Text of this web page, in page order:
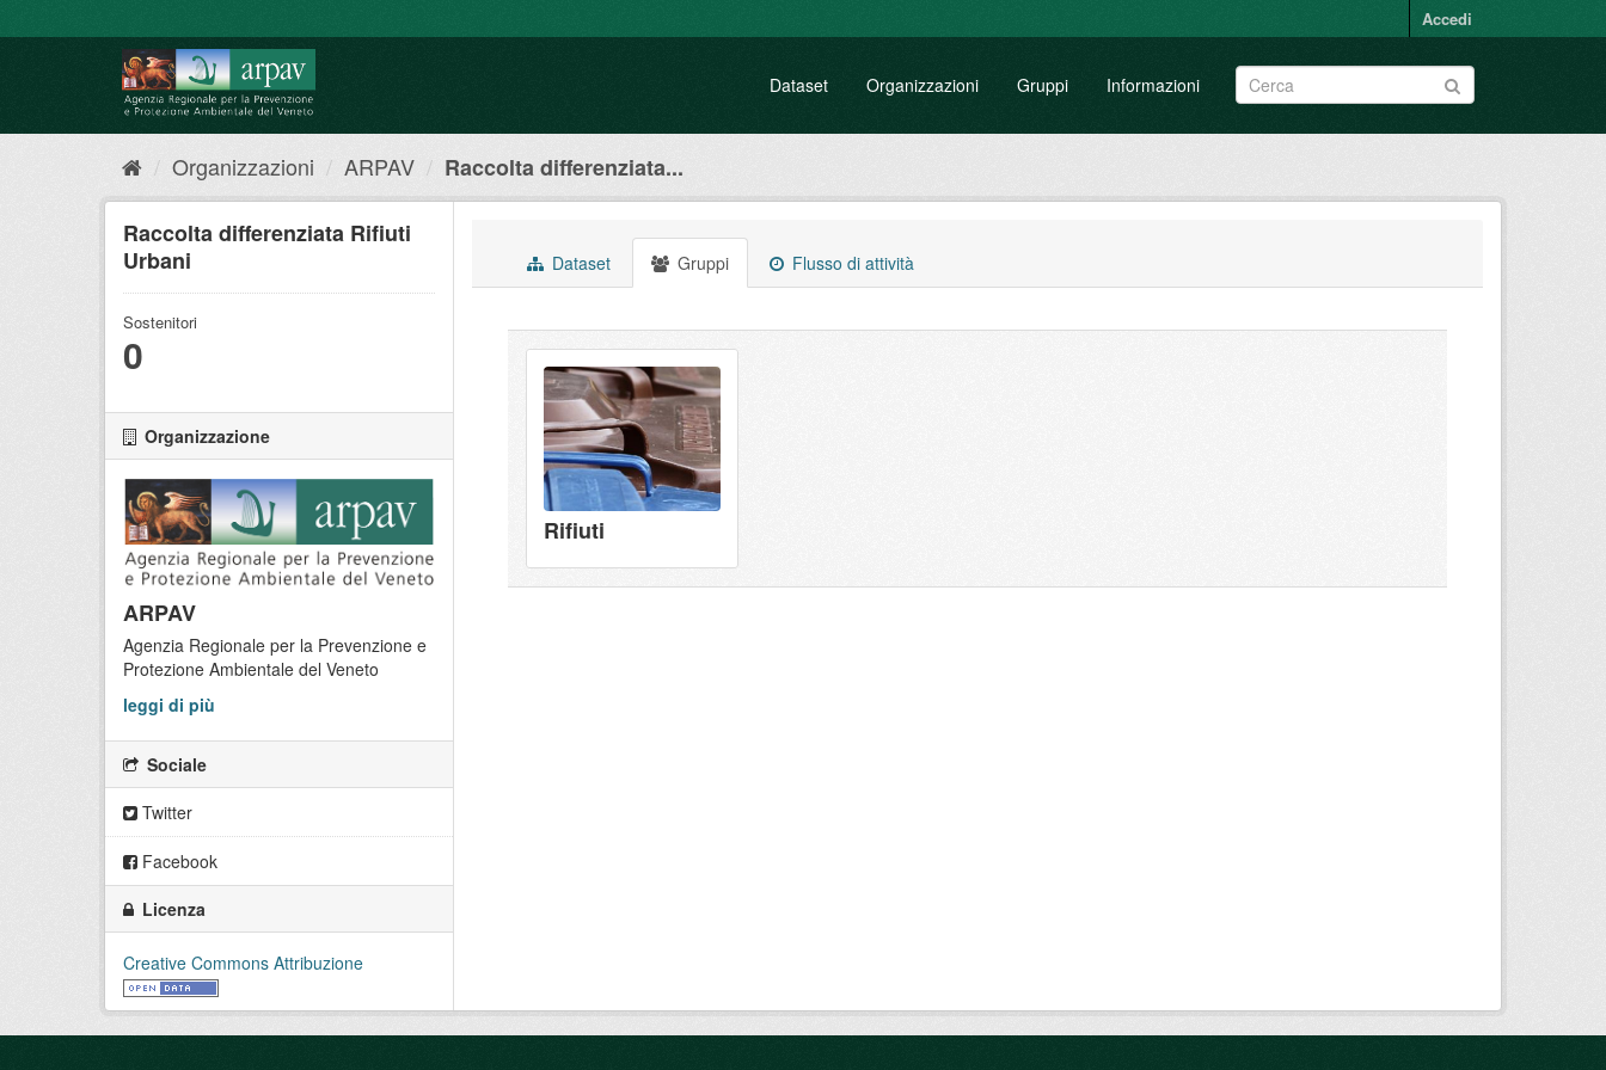
al
Accedi
Dataset Organizzazioni Gruppi Informazioni
Organizzazioni ARPAV Raccolta differenziata...
Raccolta differenziata Rifiuti
Urbani
Sostenitori
0
Organizzazione
ARPAV
Agenzia Regionale per la Prevenzione e
Protezione Ambientale del Veneto
leggi di più
Sociale
Twitter
Facebook
Licenza
Creative Commons Attribuzione
Dataset Gruppi Flusso di attività
Rifiuti